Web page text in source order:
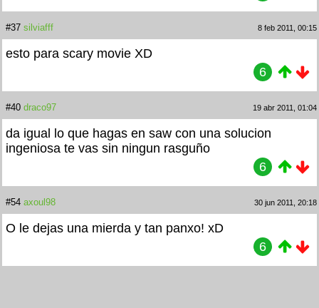
#37 silviafff 8 feb 2011, 00:15
esto para scary movie XD
6
#40 draco97 19 abr 2011, 01:04
da igual lo que hagas en saw con una solucion
ingeniosa te vas sin ningun rasguño
6
#54 axoul98 30 jun 2011, 20:18
O le dejas una mierda y tan panxo! xD
6